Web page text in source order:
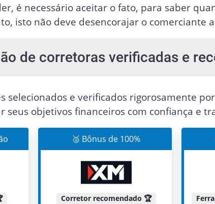
é necessário aceitar o fato, para saber
isto não deve desencorajar o comerciante
de corretoras verificadas e
selecionados e verificados rigorosamente
seus objetivos financeiros com confiança e
🥈 Bônus de 100%
Corretor recomendado 🏆